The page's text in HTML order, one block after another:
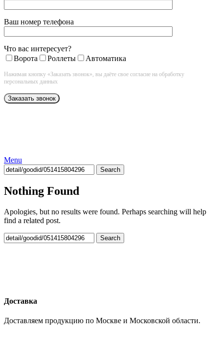
Ваш номер телефона
Что вас интересует?
Ворота
Роллеты Автоматика
Нажимая кнопку «Заказать звонок», вы даёте свое согласие на обработку
персональных данных
Menu
Search
Nothing Found
Apologies, but no results were found. Perhaps searching will help
find a related post.
Search
Доставка
Доставляем продукцию по Москве и Московской области.